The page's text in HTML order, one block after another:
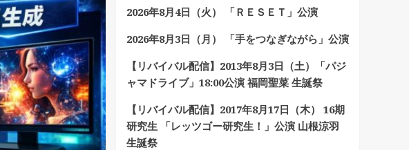
2026年8月4日（火） 「ＲＥＳＥＴ」公演
2026年8月3日（月） 「手をつなぎながら」公演
【リバイバル配信】2013年8月3日（土）「パジ
ャマドライブ」18:00公演 福岡聖菜 生誕祭
【リバイバル配信】2017年8月17日（木） 16期
研究生 「レッツゴー研究生！」公演 山根涼羽
生誕祭